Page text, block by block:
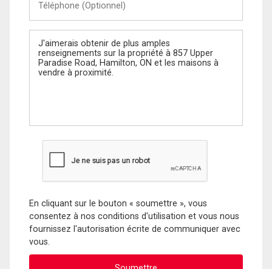
(Optionnel)
Message
En cliquant sur le bouton « soumettre », vous
consentez à nos conditions d'utilisation et vous nous
fournissez l'autorisation écrite de communiquer avec
vous.